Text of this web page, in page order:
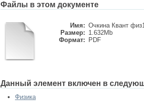
Файлы в этом документе
Имя: Очкина Квант
Размер: 1.632Mb
Формат:
PDF
Данный элемент включен в
Физика